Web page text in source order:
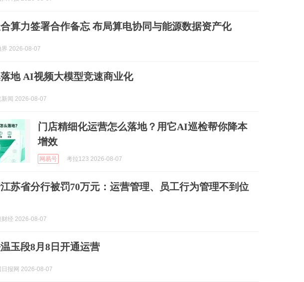
算力签署合作备忘 布局算电协同与能源数据资产化
界 2026-08-07
地 AI视频大模型竞速商业化
新闻 2026-08-07
门店精细化运营怎么落地？用它AI巡检帮你降本
增效
网易号 考拉123 2026-08-07
苏省分行被罚70万元：运营管理、员工行为管理不到位
财经 2026-08-07
玉段8月8日开通运营
日报网 2026-08-07